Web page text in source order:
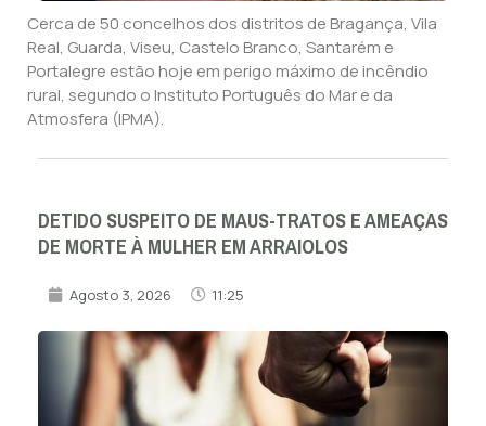
Cerca de 50 concelhos dos distritos de Bragança, Vila
Real, Guarda, Viseu, Castelo Branco, Santarém e
Portalegre estão hoje em perigo máximo de incêndio
rural, segundo o Instituto Português do Mar e da
Atmosfera (IPMA).
DETIDO SUSPEITO DE MAUS-TRATOS E AMEAÇAS
DE MORTE À MULHER EM ARRAIOLOS
Agosto 3, 2026 11:25